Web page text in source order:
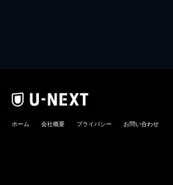
ホーム 会社概要 プライバシー お問い合わせ